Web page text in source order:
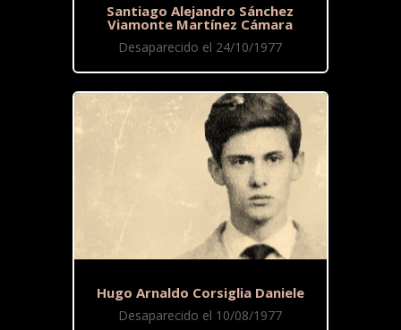
Santiago Alejandro Sánchez
Viamonte Martínez Cámara
Desaparecido el 24/10/1977
Hugo Arnaldo Corsiglia Daniele
Desaparecido el 10/08/1977